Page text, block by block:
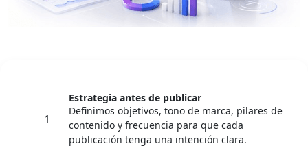
1
Estrategia antes de publicar
Definimos objetivos, tono de marca, pilares de
contenido y frecuencia para que cada
publicación tenga una intención clara.